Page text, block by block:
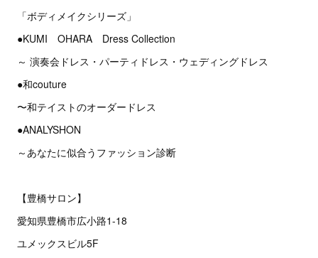
「ボディメイクシリーズ」
●KUMI OHARA Dress Collection
～ 演奏会ドレス・パーティドレス・ウェディングドレス
●和couture
〜和テイストのオーダードレス
●ANALYSHON
～あなたに似合うファッション診断
【豊橋サロン】
愛知県豊橋市広小路1-18
ユメックスビル5F